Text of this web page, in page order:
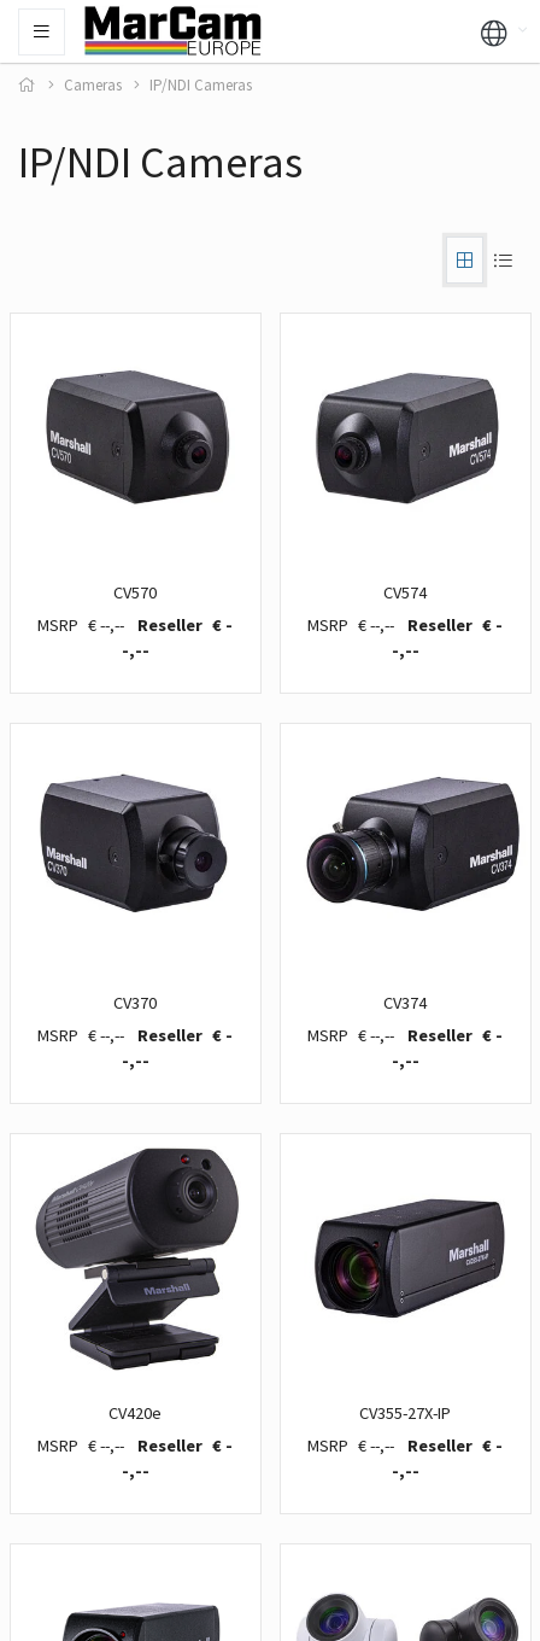
Cameras IP/NDI Cameras
IP/NDI Cameras
CV570
€ --,--
€ -
-,--
CV574
€ --,--
€ -
-,--
CV370
€ --,--
€ -
-,--
CV374
€ --,--
€ -
-,--
CV420e
€ --,--
€ -
-,--
CV355-27X-IP
€ --,--
€ -
-,--